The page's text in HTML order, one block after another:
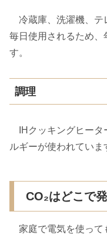
冷蔵庫、洗濯機、テ
毎日使用されるため、
す。
調理
IHクッキングヒータ
ルギーが使われていま
CO₂はどこで
家庭で電気を使って